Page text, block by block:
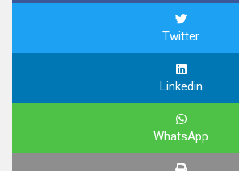
Twitter
Linkedin
WhatsApp